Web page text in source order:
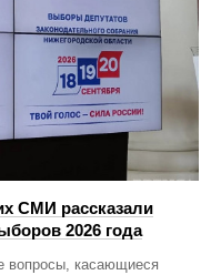
СМИ рассказали
2026 года
вопросы, касающиеся